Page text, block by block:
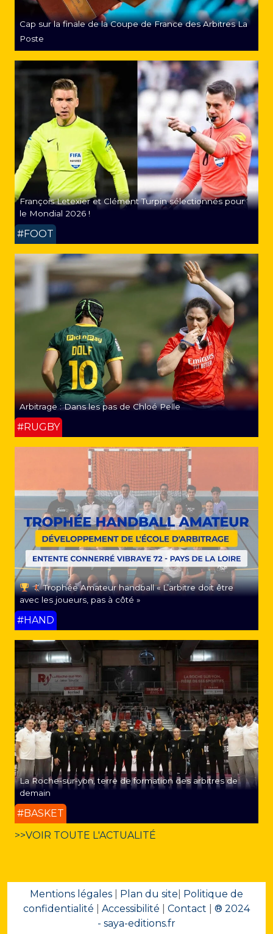
Cap sur la finale de la Coupe de France des Arbitres La
Poste
François Letexier et Clément Turpin sélectionnés pour
le Mondial 2026 !
#FOOT
Arbitrage : Dans les pas de Chloé Pelle
#RUGBY
Trophée Amateur handball « L’arbitre doit être
avec les joueurs, pas à côté »
#HAND
La Roche-sur-yon, terre de formation des arbitres de
demain
#BASKET
>>VOIR TOUTE L'ACTUALITÉ
Mentions légales Plan du site
Politique de
confidentialité
Accessibilité Contact
® 2024
- saya-editions.fr